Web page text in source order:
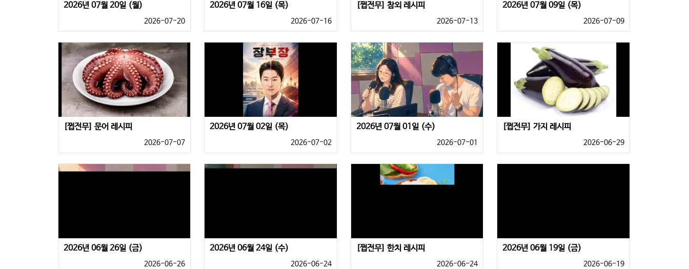
2026년 07월 20일 (월)
2026-07-20
2026년 07월 16일 (목)
2026-07-16
[쩝전무] 참외 레시피
2026-07-13
2026년 07월 09일 (목)
2026-07-09
[쩝전무] 문어 레시피
2026-07-07
2026년 07월 02일 (목)
2026-07-02
2026년 07월 01일 (수)
2026-07-01
[쩝전무] 가지 레시피
2026-06-29
2026년 06월 26일 (금)
2026-06-26
2026년 06월 24일 (수)
2026-06-24
[쩝전무] 한치 레시피
2026-06-24
2026년 06월 19일 (금)
2026-06-19